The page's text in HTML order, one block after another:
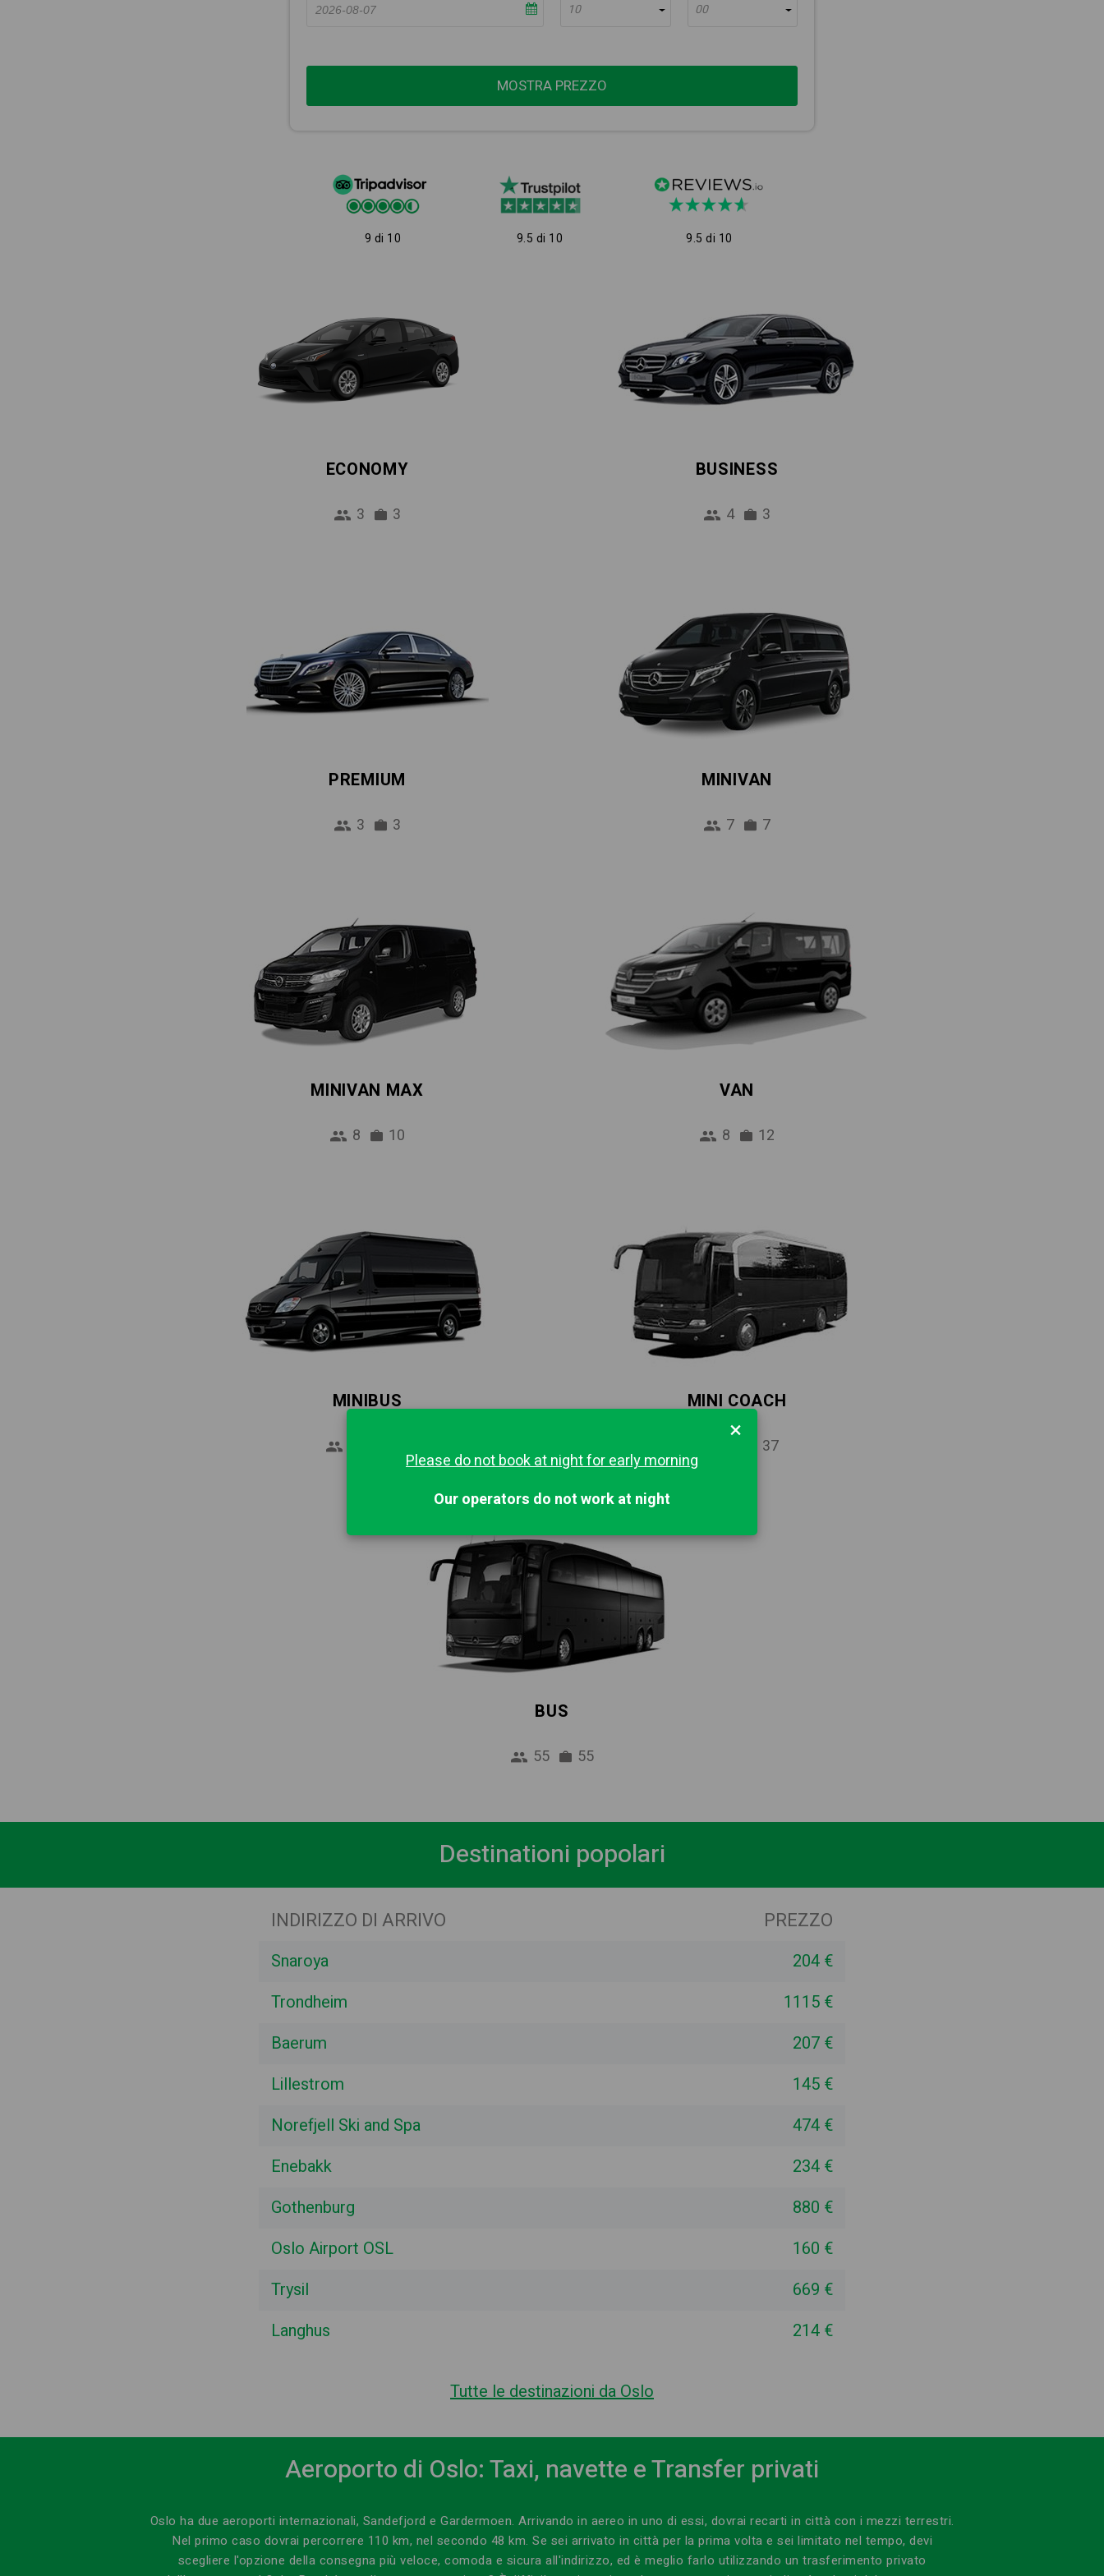
10
00
MOSTRA PREZZO
9 di 10 9.5 di 10 9.5 di 10
ECONOMY
3 3
BUSINESS
4 3
PREMIUM
3 3
MINIVAN
7 7
MINIVAN MAX
8 10
VAN
8 12
MINIBUS MINI COACH
37
BUS
55 55
Destinationi popolari
INDIRIZZO DI ARRIVO PREZZO
Snaroya
204 €
Trondheim
1115 €
Baerum
207 €
Lillestrom
145 €
Norefjell Ski and Spa
474 €
Enebakk
234 €
Gothenburg
880 €
Oslo Airport OSL
160 €
Trysil
669 €
Langhus
214 €
Tutte le destinazioni da Oslo
Aeroporto di Oslo: Taxi, navette e Transfer privati
Oslo ha due aeroporti internazionali, Sandefjord e Gardermoen. Arrivando in aereo in uno di essi, dovrai recarti in città con i mezzi terrestri.
Nel primo caso dovrai percorrere 110 km, nel secondo 48 km. Se sei arrivato in città per la prima volta e sei limitato nel tempo, devi
scegliere l'opzione della consegna più veloce, comoda e sicura all'indirizzo, ed è meglio farlo utilizzando un trasferimento privato
×
Please do not book at night for early morning
Our operators do not work at night